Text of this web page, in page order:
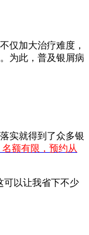
仅加大治疗难度，
为此，普及银屑病
实就得到了众多银
额有限，预约从
可以让我省下不少